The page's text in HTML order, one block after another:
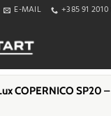
E-MAIL +385 91